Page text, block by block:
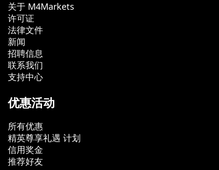
关于 M4Markets
许可证
法律文件
新闻
招聘信息
联系我们
支持中心
优惠活动
所有优惠
精英尊享礼遇 计划
信用奖金
推荐好友